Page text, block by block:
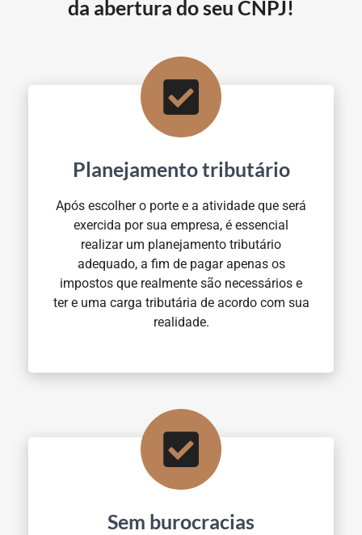
da abertura do seu CNPJ!
Planejamento tributário
Após escolher o porte e a atividade que será
exercida por sua empresa, é essencial
realizar um planejamento tributário
adequado, a fim de pagar apenas os
impostos que realmente são necessários e
ter e uma carga tributária de acordo com sua
realidade.
Sem burocracias